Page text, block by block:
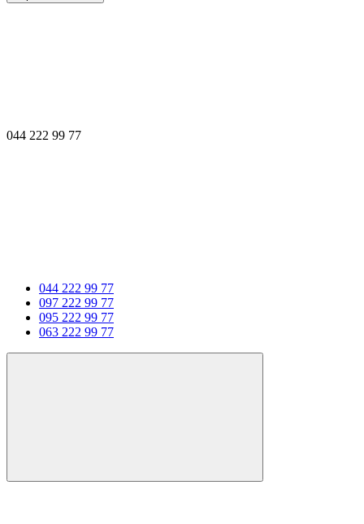
044 222 99 77
044 222 99 77
097 222 99 77
095 222 99 77
063 222 99 77